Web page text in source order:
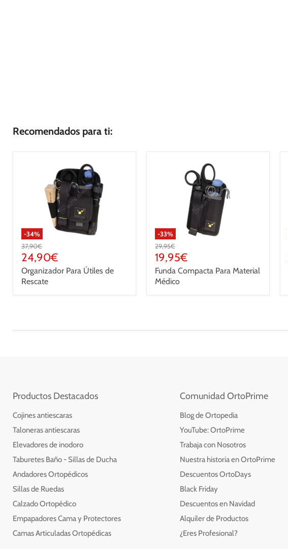
Recomendados para ti:
-34%
Precio
original
37,90€
Precio
actual
24,90€
Organizador Para Útiles de
Rescate
-33%
Precio
original
29,95€
Precio
actual
19,95€
Funda Compacta Para Material
Médico
Productos Destacados
Cojines antiescaras
Taloneras antiescaras
Elevadores de inodoro
Taburetes Baño - Sillas de Ducha
Andadores Ortopédicos
Sillas de Ruedas
Calzado Ortopédico
Empapadores Cama y Protectores
Camas Articuladas Ortopédicas
Comunidad OrtoPrime
Blog de Ortopedia
YouTube: OrtoPrime
Trabaja con Nosotros
Nuestra historia en OrtoPrime
Descuentos OrtoDays
Black Friday
Descuentos en Navidad
Alquiler de Productos
¿Eres Profesional?